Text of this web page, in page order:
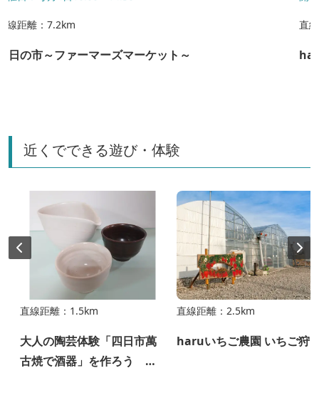
線距離：7.2km
日の市～ファーマーズマーケット～
直
近くでできる遊び・体験
直線距離：1.5km
大人の陶芸体験「四日市萬
古焼で酒器」を作ろう ～
直線距離：2.5km
haruいちご農園 いちご狩